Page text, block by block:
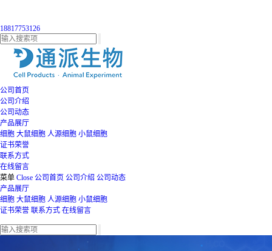
18817753126
公司首页
公司介绍
公司动态
产品展厅
细胞 大鼠细胞 人源细胞 小鼠细胞
证书荣誉
联系方式
在线留言
菜单 Close 公司首页 公司介绍 公司动态
产品展厅
细胞 大鼠细胞 人源细胞 小鼠细胞
证书荣誉 联系方式 在线留言